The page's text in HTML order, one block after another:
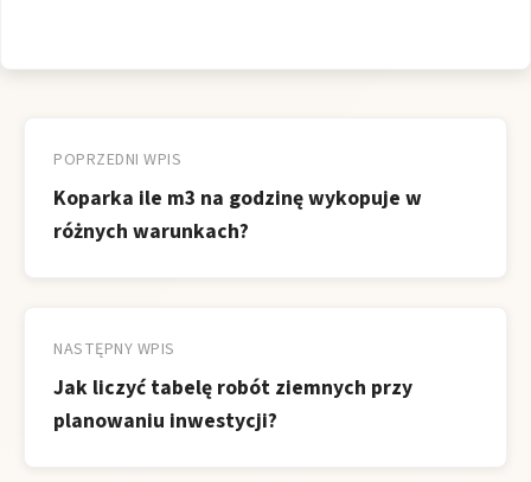
wpisu
POPRZEDNI WPIS
Koparka ile m3 na godzinę wykopuje w
różnych warunkach?
NASTĘPNY WPIS
Jak liczyć tabelę robót ziemnych przy
planowaniu inwestycji?